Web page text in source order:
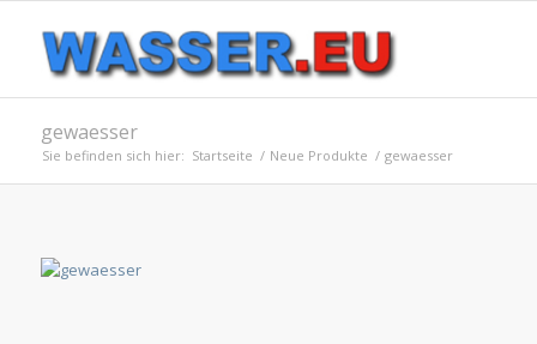
gewaesser
Sie befinden sich hier: Startseite / Neue Produkte / gewaesser